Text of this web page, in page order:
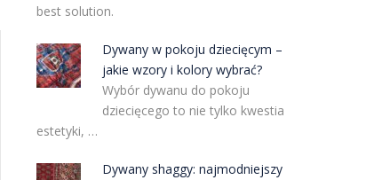
best solution.
Dywany w pokoju dziecięcym –
jakie wzory i kolory wybrać?
Wybór dywanu do pokoju
dziecięcego to nie tylko kwestia
estetyki, …
Dywany shaggy: najmodniejszy